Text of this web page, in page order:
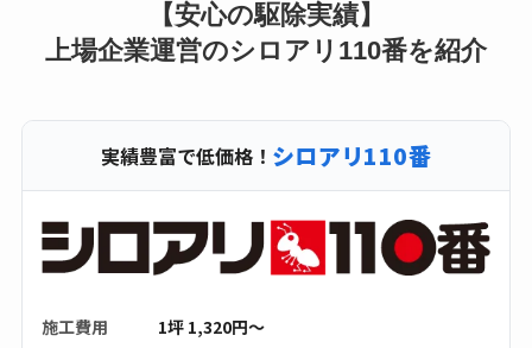
【安心の駆除実績】
上場企業運営のシロアリ110番を紹介
実績豊富で低価格！ シロアリ110番
施工費用
1坪 1,320円〜